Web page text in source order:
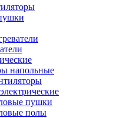
напольные
пушки
полы